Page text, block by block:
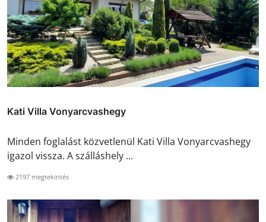
Kati Villa Vonyarcvashegy
Minden foglalást közvetlenül Kati Villa Vonyarcvashegy
igazol vissza. A szálláshely ...
2197 megtekintés